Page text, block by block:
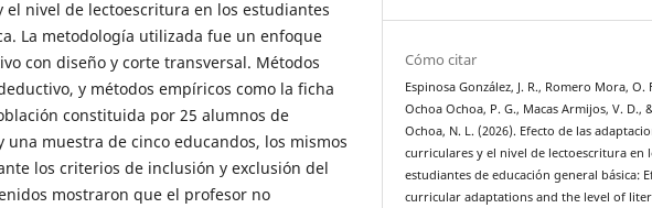
nivel de lectoescritura en los estudiantes
La metodología utilizada fue un enfoque
con diseño y corte transversal. Métodos
y métodos empíricos como la ficha
constituida por 25 alumnos de
una muestra de cinco educandos, los mismos
los criterios de inclusión y exclusión del
mostraron que el profesor no
Cómo citar
Espinosa González, J. R., Romero Mora, O.
Ochoa Ochoa, P. G., Macas Armijos, V. D.,
Ochoa, N. L. (2026). Efecto de las
curriculares y el nivel de lectoescritura en
estudiantes de educación general básica:
curricular adaptations and the level of